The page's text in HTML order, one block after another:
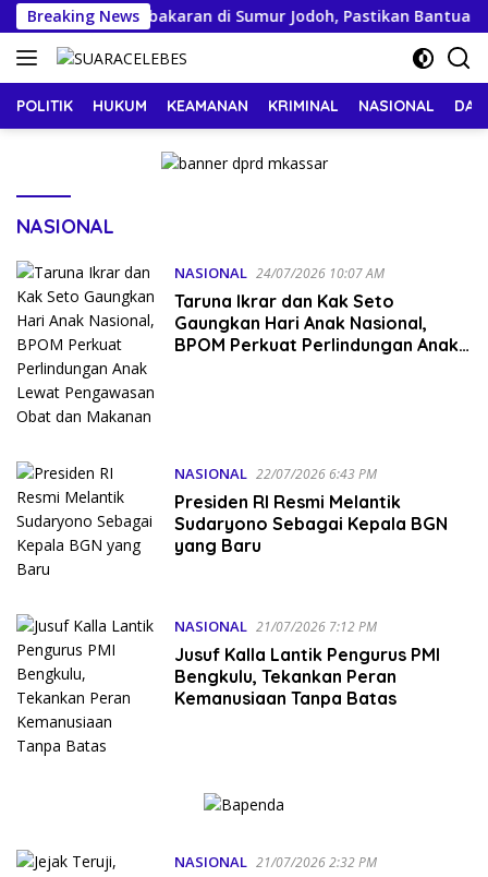
Langsung
ke
konten
Breaking News
Korban Kebakaran di Sumur Jodoh, Pastikan Bantuan
POLITIK HUKUM KEAMANAN KRIMINAL NASIONAL
NASIONAL
NASIONAL 24/07/2026 10:07 AM
Taruna Ikrar dan Kak Seto
Gaungkan Hari Anak Nasional,
BPOM Perkuat Perlindungan Anak
NASIONAL 22/07/2026 6:43 PM
Presiden RI Resmi Melantik
Sudaryono Sebagai Kepala BGN
yang Baru
NASIONAL 21/07/2026 7:12 PM
Jusuf Kalla Lantik Pengurus PMI
Bengkulu, Tekankan Peran
Kemanusiaan Tanpa Batas
NASIONAL 21/07/2026 2:32 PM